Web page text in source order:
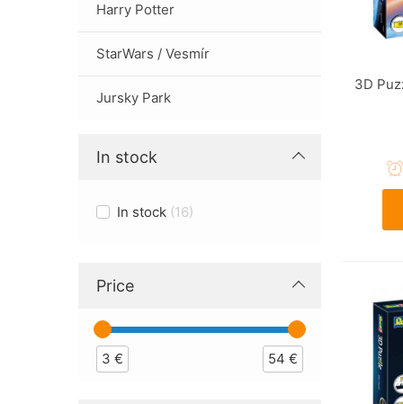
Harry Potter
StarWars / Vesmír
Jursky Park
In stock
In stock 16
Price
3 € 54 €
3D